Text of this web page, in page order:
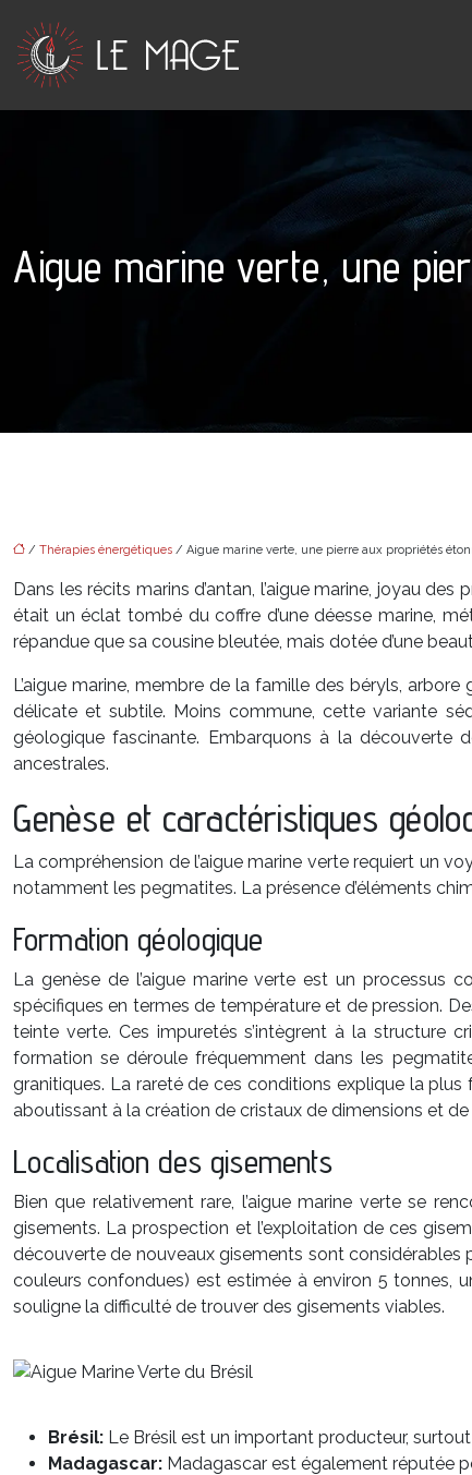
Aigue marine verte, une
/ Thérapies énergétiques / Aigue marine verte, une pierre aux propriétés
Dans les récits marins d’antan, l’aigue marine, joyau
était un éclat tombé du coffre d’une déesse marine,
répandue que sa cousine bleutée, mais dotée d’une
L’aigue marine, membre de la famille des béryls,
délicate et subtile. Moins commune, cette variante
géologique fascinante. Embarquons à la découverte
ancestrales.
Genèse et caractéristiques
La compréhension de l’aigue marine verte requiert un
notamment les pegmatites. La présence d’éléments
Formation géologique
La genèse de l’aigue marine verte est un processus
spécifiques en termes de température et de pression.
teinte verte. Ces impuretés s’intègrent à la structure
formation se déroule fréquemment dans les
granitiques. La rareté de ces conditions explique la
aboutissant à la création de cristaux de dimensions et
Localisation des gisements
Bien que relativement rare, l’aigue marine verte se
gisements. La prospection et l’exploitation de ces
découverte de nouveaux gisements sont considérables
couleurs confondues) est estimée à environ 5 tonnes,
souligne la difficulté de trouver des gisements viables.
Brésil: Le Brésil est un important producteur,
Madagascar: Madagascar est également réputée